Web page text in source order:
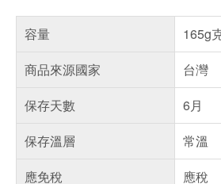
容量
165g
商品來源國家
台灣
保存天數
6月
保存溫層
常溫
應免稅
應稅